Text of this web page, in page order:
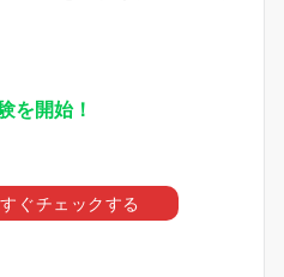
を開始！
ぐチェックする